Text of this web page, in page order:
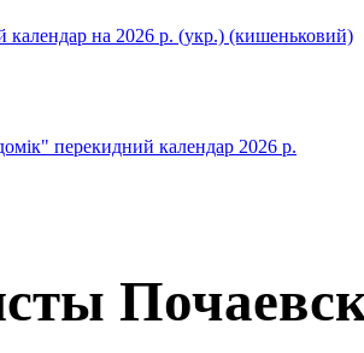
календар на 2026 р. (укр.) (кишеньковий)
перекидний календар 2026 р.